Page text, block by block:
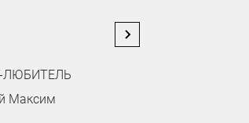
Максим